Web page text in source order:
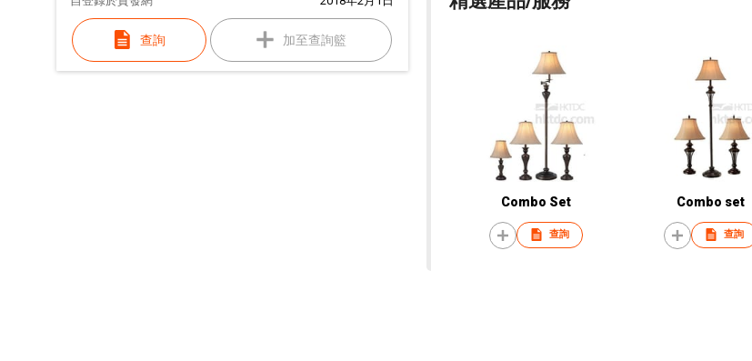
查詢 加至查詢籃
Combo Set
查詢
Combo set
查詢